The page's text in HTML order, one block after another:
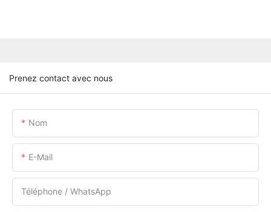
Prenez contact avec nous
Nom
E-Mail
Téléphone / WhatsApp